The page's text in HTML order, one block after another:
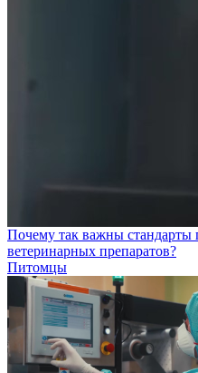
Почему так важны стандарты
ветеринарных препаратов?
Питомцы